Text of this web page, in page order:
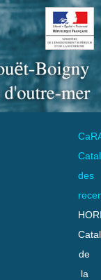
des
de
la